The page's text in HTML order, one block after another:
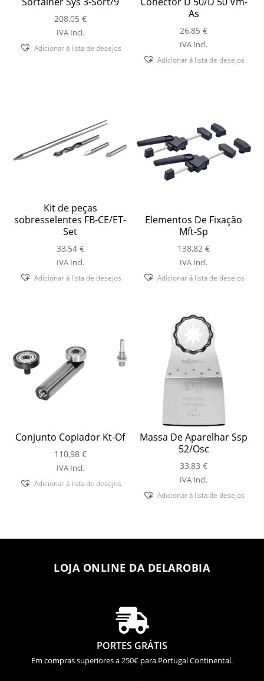
208,05 €
IVA Incl.
Adicionar á lista de desejos
As
26,85€
IVA Incl.
Adicionar á lista de desejos
Kit de peças
sobresselentes FB-CE/ET-
Set
33,54 €
IVA Incl.
Adicionar á lista de desejos
Elementos De Fixação
Mft-Sp
138,82€
IVA Incl.
Adicionar á lista de desejos
Conjunto Copiador Kt-Of
110,98 €
IVA Incl.
Adicionar á lista de desejos
Massa De Aparelhar Ssp
52/Osc
33,83€
IVA Incl.
Adicionar á lista de desejos
LOJA ONLINE DA DELAROBIA

PORTES GRÁTIS
Em compras superiores a 250€ para Portugal Continental.